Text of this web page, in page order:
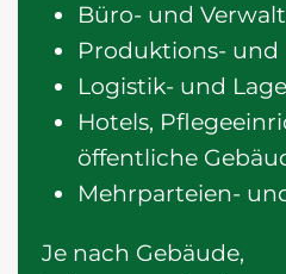
Büro- und
Produktions- und
Logistik- und
Hotels,
öffentliche
Mehrparteien-
Je nach Gebäude,